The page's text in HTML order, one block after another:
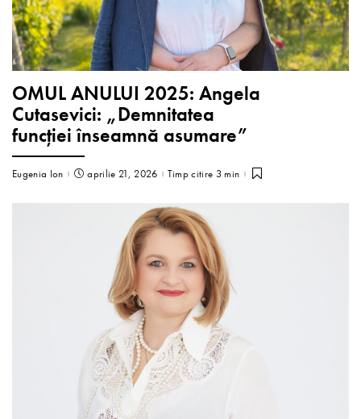
OMUL ANULUI 2025: Angela
Cutasevici: „Demnitatea
funcției înseamnă asumare”
Eugenia Ion aprilie 21, 2026 Timp citire 3 min